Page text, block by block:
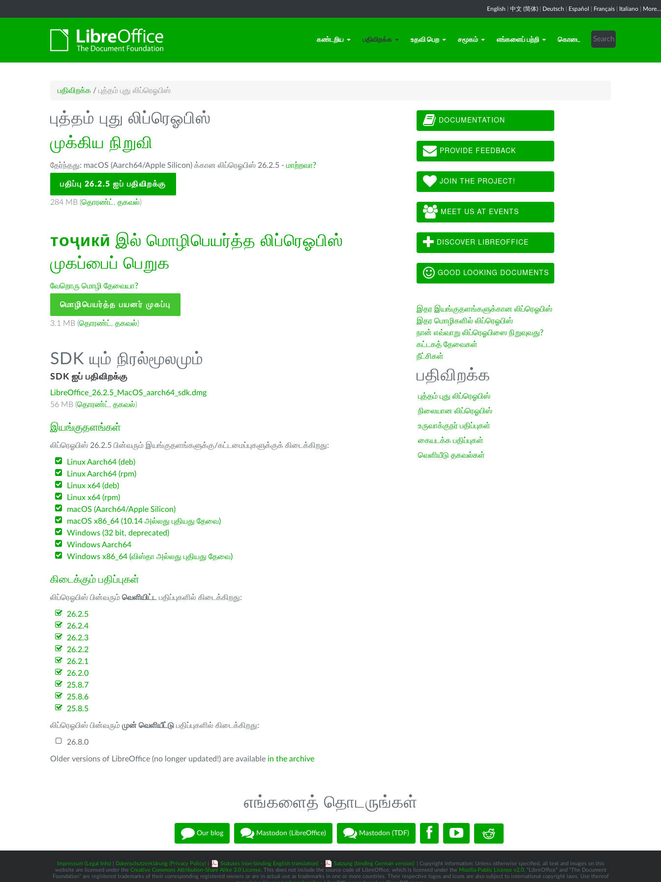
English 中文 (简体) Deutsch Español Français Italiano More...
கண்டறிய பதிவிறக்க உதவி பெற சமூகம் எங்களைப் பற்றி கொடை
பதிவிறக்க / புத்தம் புது லிப்ரெஓபிஸ்
புத்தம் புது லிப்ரெஓபிஸ்
முக்கிய நிறுவி
தேர்ந்தது: macOS (Aarch64/Apple Silicon) க்கான லிப்ரெஓபிஸ் 26.2.5 - மாற்றவா?
பதிப்பு 26.2.5 ஐப் பதிவிறக்கு
284 MB (தொரண்ட் , தகவல்)
тоҷикӣ இல் மொழிபெயர்த்த லிப்ரெஓபிஸ்
முகப்பைப் பெறுக
வேறொரு மொழி தேவையா?
மொழிபெயர்த்த பயனர் முகப்பு
3.1 MB (தொரண்ட் , தகவல்)
SDK யும் நிரல்மூலமும்
SDK ஐப் பதிவிறக்கு
LibreOffice_26.2.5_MacOS_aarch64_sdk.dmg
56 MB (தொரண்ட் , தகவல்)
இயங்குதளங்கள்
லிப்ரெஓபிஸ் 26.2.5 பின்வரும் இயங்குதளங்களுக்கு/கட்டமைப்புகளுக்குக் கிடைக்கிறது:
Linux Aarch64 (deb)
Linux Aarch64 (rpm)
Linux x64 (deb)
Linux x64 (rpm)
macOS (Aarch64/Apple Silicon)
macOS x86_64 (10.14 அல்லது புதியது தேவை)
Windows (32 bit, deprecated)
Windows Aarch64
Windows x86_64 (விஸ்தா அல்லது புதியது தேவை)
கிடைக்கும் பதிப்புகள்
லிப்ரெஓபிஸ் பின்வரும் வெளியிட்ட பதிப்புகளில் கிடைக்கிறது:
26.2.5
26.2.4
26.2.3
26.2.2
26.2.1
26.2.0
25.8.7
25.8.6
25.8.5
லிப்ரெஓபிஸ் பின்வரும் முன் வெளியீட்டு பதிப்புகளில் கிடைக்கிறது:
26.8.0
Older versions of LibreOffice (no longer updated!) are available in the archive
DOCUMENTATION
PROVIDE FEEDBACK
JOIN THE PROJECT!
MEET US AT EVENTS
DISCOVER LIBREOFFICE
GOOD LOOKING DOCUMENTS
இதர இயங்குதளங்களுக்கான லிப்ரெஓபிஸ்
இதர மொழிகளில் லிப்ரெஓபிஸ்
நான் எவ்வாறு லிப்ரெஓபிஸை நிறுவுவது?
கட்டகத் தேவைகள்
நீட்சிகள்
பதிவிறக்க
புத்தம் புது லிப்ரெஓபிஸ்
நிலையான லிப்ரெஓபிஸ்
உருவாக்குநர் பதிப்புகள்
கையடக்க பதிப்புகள்
வெளியீடு தகவல்கள்
எங்களைத் தொடருங்கள்
Our blog Mastodon (LibreOffice) Mastodon (TDF)
Impressum (Legal Info)| Datenschutzerklärung (Privacy Policy)| Statutes (non-binding English translation) - Satzung (binding German version)
| Copyright information: Unless otherwise specified, all text and images on this
website are licensed under the Creative Commons Attribution-Share Alike 3.0 License. This does not include the source code of LibreOffice, which is licensed under the Mozilla Public License v2.0. “LibreOffice” and “The Document
Foundation” are registered trademarks of their corresponding registered owners or are in actual use as trademarks in one or more countries. Their respective logos and icons are also subject to international copyright laws. Use thereof